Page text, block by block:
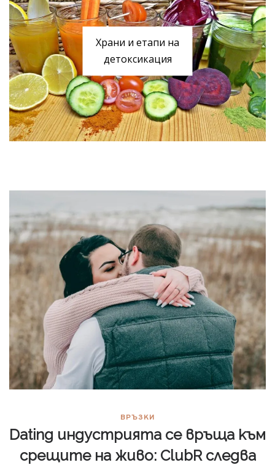
Храни и етапи на
детоксикация
ВРЪЗКИ
Dating индустрията се връща към
срещите на живо: ClubR следва